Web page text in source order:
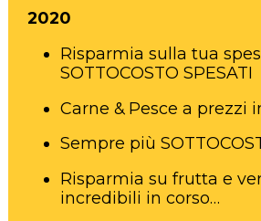
2020
Risparmia sulla tua
SOTTOCOSTO SPESATI
Carne & Pesce a prezzi
Sempre più
Risparmia su frutta e
incredibili in corso…